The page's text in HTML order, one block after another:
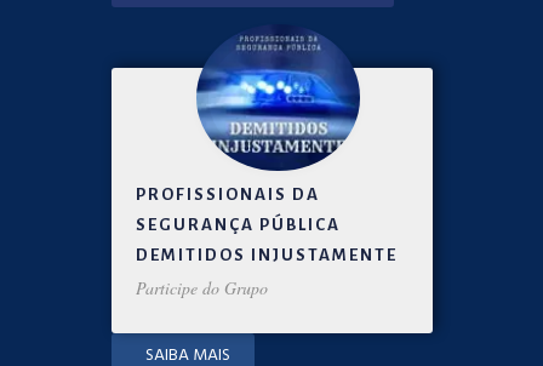
PROFISSIONAIS DA
SEGURANÇA PÚBLICA
DEMITIDOS INJUSTAMENTE
Participe do Grupo
SAIBA MAIS